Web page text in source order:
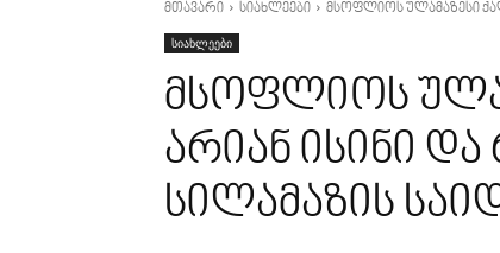
მთავარი სიახლეები მსოფლიოს ულამაზესი
სიახლეები
მსოფლიოს
არიან ისინი
სილამაზის